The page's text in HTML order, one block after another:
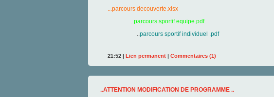
parcours decouverte.xlsx
parcours sportif equipe.pdf
parcours sportif individuel .pdf
21:52 | Lien permanent | Commentaires (1)
..ATTENTION MODIFICATION DE PROGRAMME ..